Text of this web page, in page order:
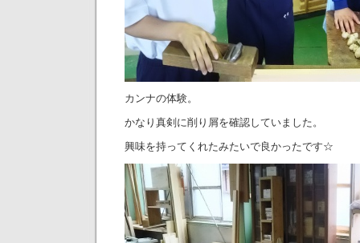
カンナの体験。
かなり真剣に削り屑を確認していました。
興味を持ってくれたみたいで良かったです☆